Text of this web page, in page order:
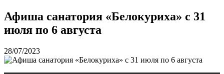
Афиша санатория «Белокуриха» с 31
июля по 6 августа
28/07/2023